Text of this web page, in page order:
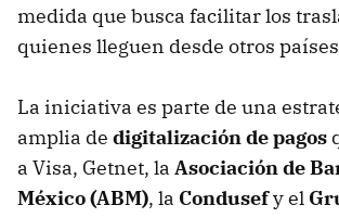
medida que busca facilitar los
quienes lleguen desde otros
La iniciativa es parte de una
amplia de digitalización de pagos
a Visa, Getnet, la Asociación de
México (ABM), la Condusefy el